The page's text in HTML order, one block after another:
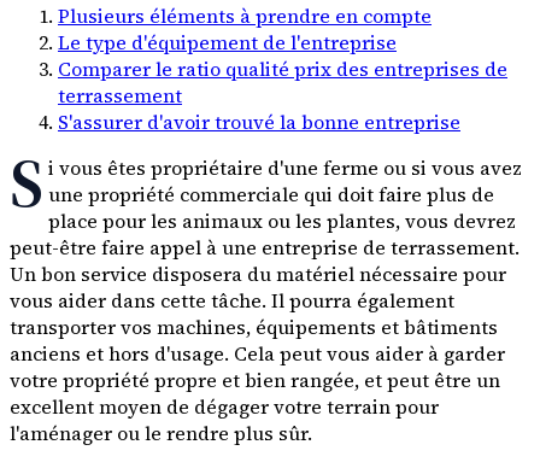
Plusieurs éléments à prendre en compte
Le type d'équipement de l'entreprise
Comparer le ratio qualité prix des entreprises de
terrassement
S'assurer d'avoir trouvé la bonne entreprise
S i vous êtes propriétaire d'une ferme ou si vous avez
une propriété commerciale qui doit faire plus de
place pour les animaux ou les plantes, vous devrez
peut-être faire appel à une entreprise de terrassement.
Un bon service disposera du matériel nécessaire pour
vous aider dans cette tâche. Il pourra également
transporter vos machines, équipements et bâtiments
anciens et hors d'usage. Cela peut vous aider à garder
votre propriété propre et bien rangée, et peut être un
excellent moyen de dégager votre terrain pour
l'aménager ou le rendre plus sûr.